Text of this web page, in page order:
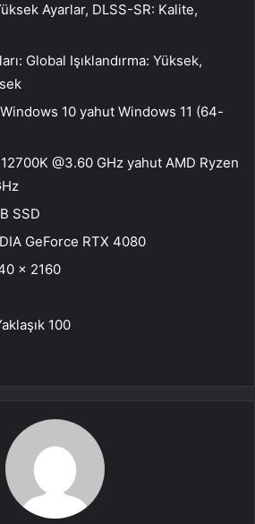
Ayarlar, DLSS-SR: Kalite,
Global Işıklandırma: Yüksek,
10 yahut Windows 11 (64-
@3.60 GHz yahut AMD Ryzen
SSD
GeForce RTX 4080
x 2160
100